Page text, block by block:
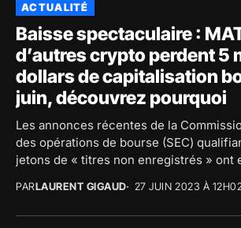
ACTUALITÉ
Baisse spectaculaire :
d’autres crypto perdent 5
dollars de capitalisation
juin, découvrez pourquoi
Les annonces récentes de la
des opérations de bourse (SEC)
jetons de « titres non enregistrés » ont
PARLAURENT GIGAUD 27 JUIN 2023 À